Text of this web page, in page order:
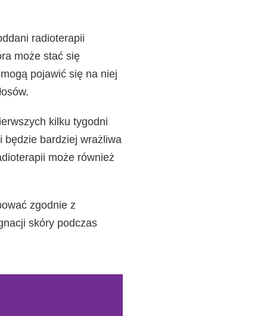
radioterapii
może stać się
pojawić się na niej
kilku tygodni
będzie bardziej wrażliwa
może również
zgodnie z
skóry podczas